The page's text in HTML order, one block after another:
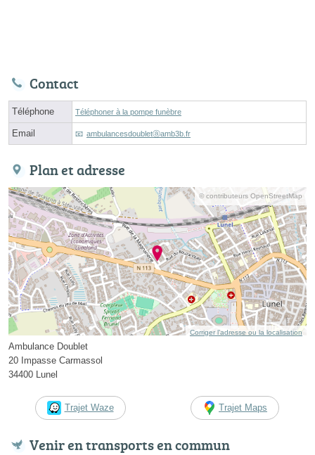
Contact
Téléphone Téléphoner à la pompe funèbre
Email ambulancesdoubletⓐamb3b.fr
Plan et adresse
© contributeurs OpenStreetMap
Corriger l’adresse ou la localisation
Ambulance Doublet
20 Impasse Carmassol
34400 Lunel
Trajet Waze Trajet Maps
Venir en transports en commun